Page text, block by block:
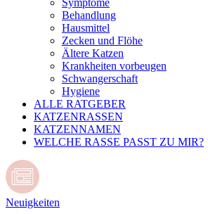
Symptome
Behandlung
Hausmittel
Zecken und Flöhe
Ältere Katzen
Krankheiten vorbeugen
Schwangerschaft
Hygiene
ALLE RATGEBER
KATZENRASSEN
KATZENNAMEN
WELCHE RASSE PASST ZU MIR?
Neuigkeiten